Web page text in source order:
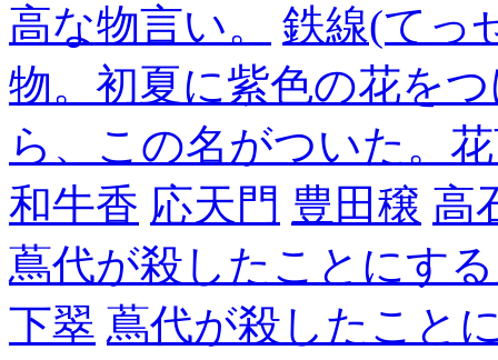
高な物言い。
鉄線(てっ
物。初夏に紫色の花を
ら、この名がついた。
和牛香 応天門 豊田穣 高
蔦代が殺したことにす
下翠 蔦代が殺したこと